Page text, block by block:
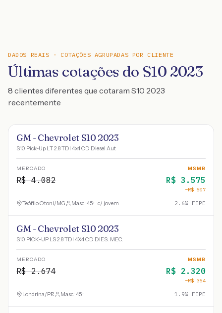
DADOS REAIS · COTAÇÕES AGRUPADAS POR CLIENTE
Últimas cotações do S10 2023
8 clientes diferentes que cotaram S10 2023
recentemente
GM - Chevrolet S10 2023
S10 Pick-Up LT 2.8 TDI 4x4 CD Diesel Aut
MERCADO
R$4.082
MSMB
R$ 3.575
−R$ 507
Teófilo Otoni/MG Masc · 45+ · c/ jovem 2.6% FIPE
GM - Chevrolet S10 2023
S10 PICK-UP LS 2.8 TDI 4X4 CD DIES. MEC.
MERCADO
R$2.674
MSMB
R$ 2.320
−R$ 354
Londrina/PR Masc · 45+ 1.9% FIPE